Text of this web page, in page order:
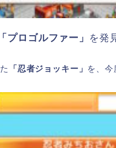
「プロゴルファー」 を発
「忍者ジョッキー」 を、今